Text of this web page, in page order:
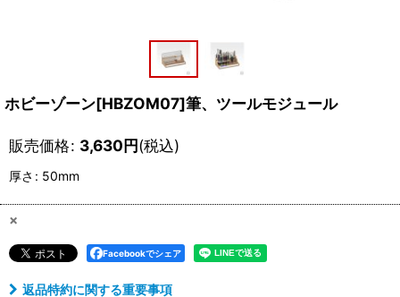
ホビーゾーン[HBZOM07]筆、ツールモジュール
販売価格: 3,630円(税込)
厚さ : 50mm
×
Facebookでシェア
返品特約に関する重要事項